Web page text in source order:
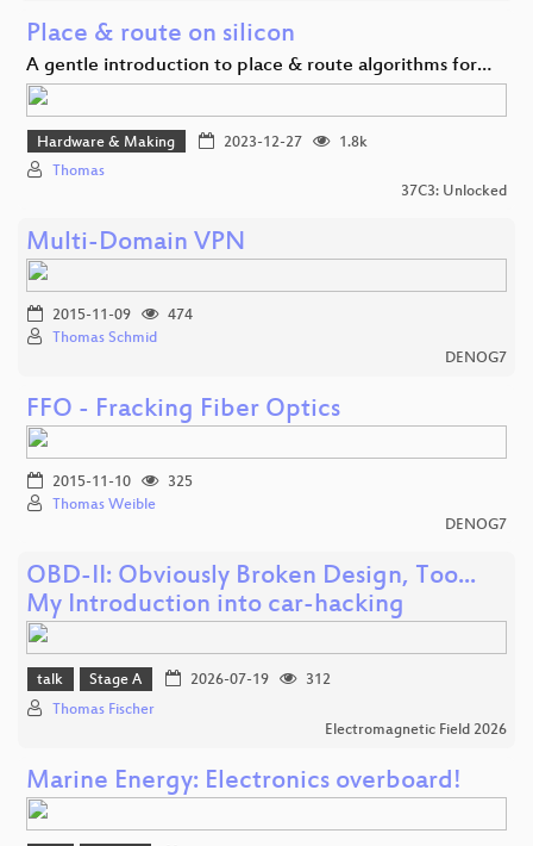
Place & route on silicon
A gentle introduction to place & route algorithms for…
Hardware & Making 2023-12-27
1.8k
Thomas
37C3: Unlocked
Multi-Domain VPN
2015-11-09
474
Thomas Schmid
DENOG7
FFO - Fracking Fiber Optics
2015-11-10
325
Thomas Weible
DENOG7
OBD-II: Obviously Broken Design, Too...
My Introduction into car-hacking
talk Stage A 2026-07-19
312
Thomas Fischer
Electromagnetic Field 2026
Marine Energy: Electronics overboard!